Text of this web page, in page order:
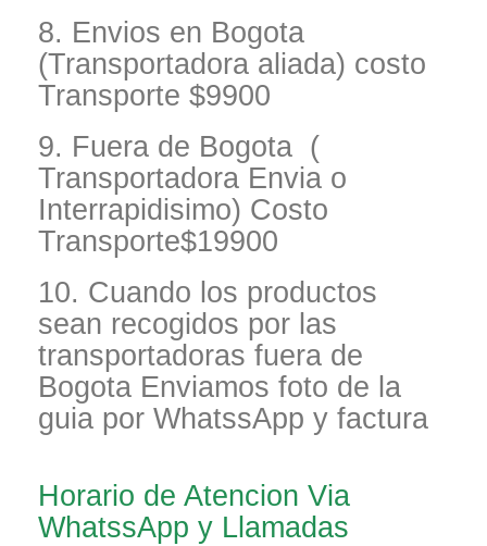
8. Envios en Bogota
(Transportadora aliada) costo
Transporte $9900
9. Fuera de Bogota (
Transportadora Envia o
Interrapidisimo) Costo
Transporte$19900
10. Cuando los productos
sean recogidos por las
transportadoras fuera de
Bogota Enviamos foto de la
guia por WhatssApp y factura
Horario de Atencion Via
WhatssApp y Llamadas